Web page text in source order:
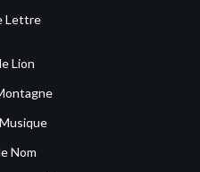
Lettre
Lion
Nom